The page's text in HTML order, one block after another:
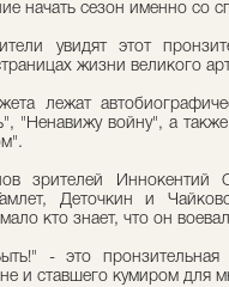
начать сезон именно со
увидят этот
жизни великого
лежат
"Ненавижу войну", а
зрителей Иннокентий
Деточкин и
кто знает, что он
- это
и ставшего кумиром для